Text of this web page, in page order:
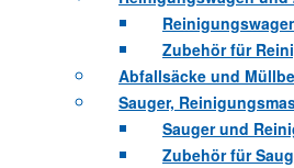
Zubehör für
Abfallsäcke und
Sauger,
Sauger und
Zubehör für